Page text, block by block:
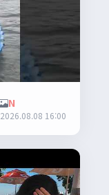
N
2026.08.08 16:00